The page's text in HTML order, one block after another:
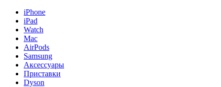
iPhone
iPad
Watch
Mac
AirPods
Samsung
Аксессуары
Приставки
Dyson